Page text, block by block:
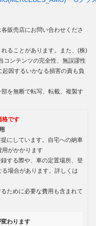
販売店にお問い合わせくださ
ることがあります。また、(株)
コンテンツの完全性、無誤謬性
因するいかなる損害の責も負
を無断で転写、転載、複製す
格です
にしています。自宅への納車
用がかかります
する際や、車の定置場所、登
場合があります。詳しくは
ために必要な費用も含まれて
変わります